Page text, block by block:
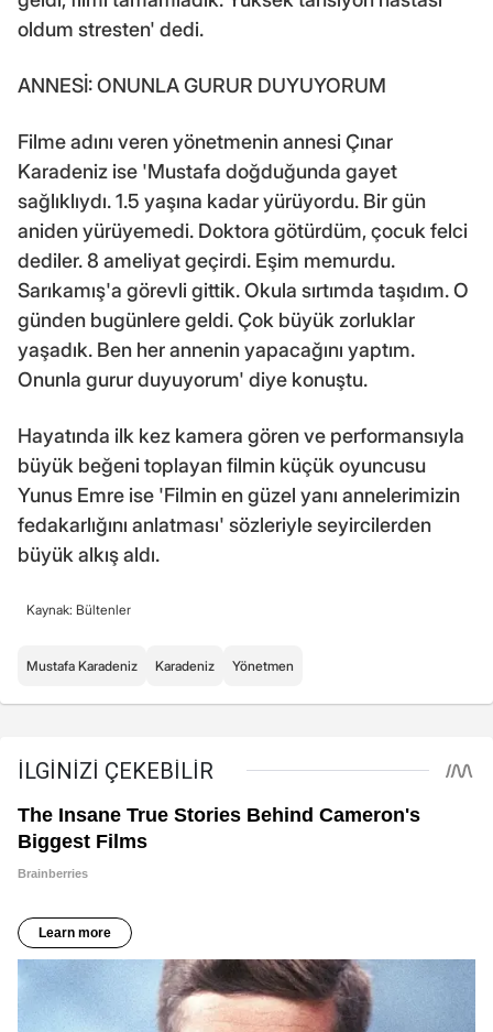
oldum stresten' dedi.
ANNESİ: ONUNLA GURUR DUYUYORUM
Filme adını veren yönetmenin annesi Çınar
Karadeniz ise 'Mustafa doğduğunda gayet
sağlıklıydı. 1.5 yaşına kadar yürüyordu. Bir gün
aniden yürüyemedi. Doktora götürdüm, çocuk felci
dediler. 8 ameliyat geçirdi. Eşim memurdu.
Sarıkamış'a görevli gittik. Okula sırtımda taşıdım. O
günden bugünlere geldi. Çok büyük zorluklar
yaşadık. Ben her annenin yapacağını yaptım.
Onunla gurur duyuyorum' diye konuştu.
Hayatında ilk kez kamera gören ve performansıyla
büyük beğeni toplayan filmin küçük oyuncusu
Yunus Emre ise 'Filmin en güzel yanı annelerimizin
fedakarlığını anlatması' sözleriyle seyircilerden
büyük alkış aldı.
Kaynak: Bültenler
Mustafa Karadeniz Karadeniz Yönetmen